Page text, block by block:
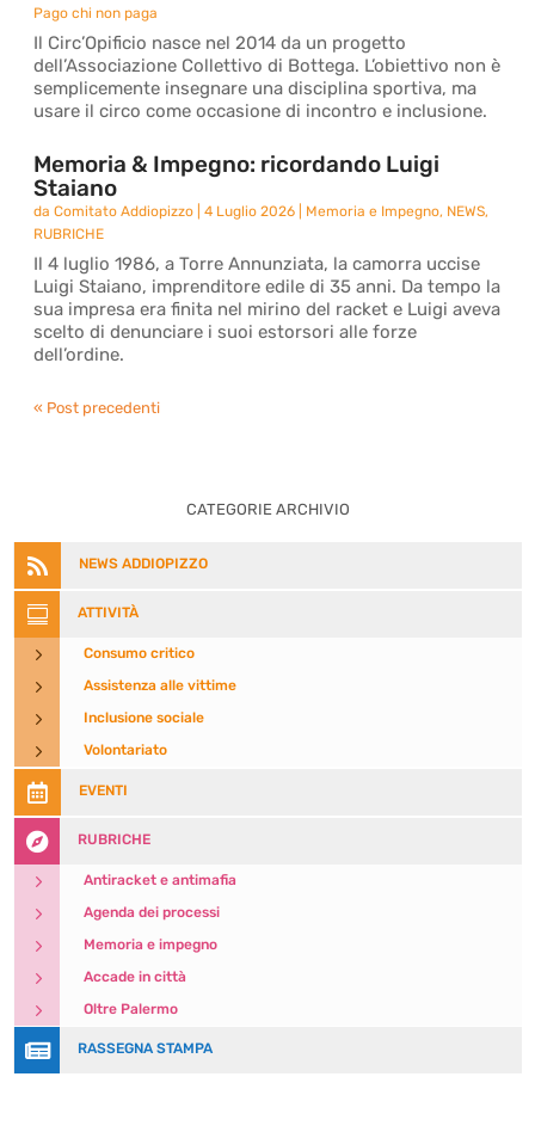
Pago chi non paga
Il Circ’Opificio nasce nel 2014 da un progetto
dell’Associazione Collettivo di Bottega. L’obiettivo non è
semplicemente insegnare una disciplina sportiva, ma
usare il circo come occasione di incontro e inclusione.
Memoria & Impegno: ricordando Luigi
Staiano
daComitato Addiopizzo |4 Luglio 2026 Memoria e Impegno, NEWS,
RUBRICHE
Il 4 luglio 1986, a Torre Annunziata, la camorra uccise
Luigi Staiano, imprenditore edile di 35 anni. Da tempo la
sua impresa era finita nel mirino del racket e Luigi aveva
scelto di denunciare i suoi estorsori alle forze
dell’ordine.
« Post precedenti
CATEGORIE ARCHIVIO
 NEWS ADDIOPIZZO
 ATTIVITÀ
5 Consumo critico
5 Assistenza alle vittime
5 Inclusione sociale
5 Volontariato
 EVENTI
 RUBRICHE
5 Antiracket e antimafia
5 Agenda dei processi
5 Memoria e impegno
5 Accade in città
5 Oltre Palermo
 RASSEGNA STAMPA